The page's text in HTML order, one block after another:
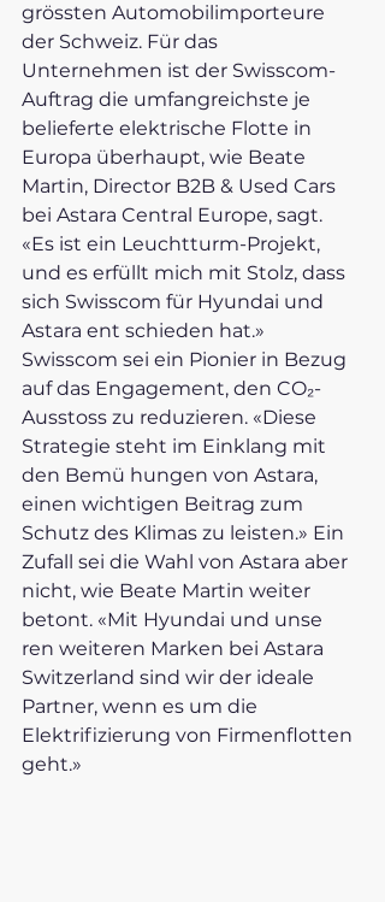
grössten Automobilimporteure
der Schweiz. Für das
Unternehmen ist der Swisscom-
Auftrag die umfangreichste je
belieferte elektrische Flotte in
Europa überhaupt, wie Beate
Martin, Director B2B & Used Cars
bei Astara Central Europe, sagt.
«Es ist ein Leuchtturm-Projekt,
und es erfüllt mich mit Stolz, dass
sich Swisscom für Hyundai und
Astara ent schieden hat.»
Swisscom sei ein Pionier in Bezug
auf das Engagement, den CO₂-
Ausstoss zu reduzieren. «Diese
Strategie steht im Einklang mit
den Bemü hungen von Astara,
einen wichtigen Beitrag zum
Schutz des Klimas zu leisten.» Ein
Zufall sei die Wahl von Astara aber
nicht, wie Beate Martin weiter
betont. «Mit Hyundai und unse
ren weiteren Marken bei Astara
Switzerland sind wir der ideale
Partner, wenn es um die
Elektrifizierung von Firmenflotten
geht.»